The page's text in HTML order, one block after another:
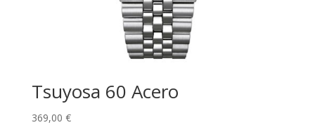
Tsuyosa 60 Acero
369,00 €